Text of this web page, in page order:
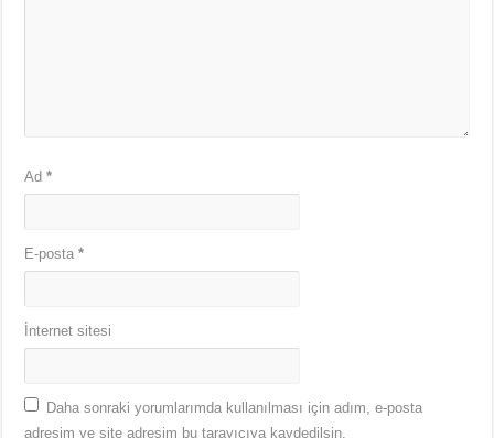
Ad*
E-posta*
İnternet sitesi
Daha sonraki yorumlarımda kullanılması için adım, e-posta
adresim ve site adresim bu tarayıcıya kaydedilsin.